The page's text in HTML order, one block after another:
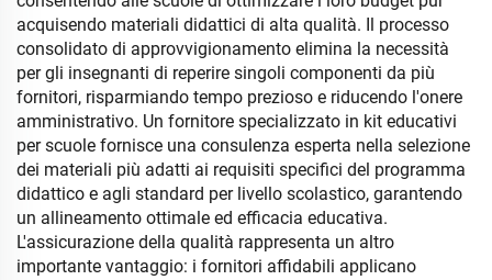
acquisendo materiali didattici di alta qualità. Il processo
consolidato di approvvigionamento elimina la necessità
per gli insegnanti di reperire singoli componenti da più
fornitori, risparmiando tempo prezioso e riducendo l'onere
amministrativo. Un fornitore specializzato in kit educativi
per scuole fornisce una consulenza esperta nella selezione
dei materiali più adatti ai requisiti specifici del programma
didattico e agli standard per livello scolastico, garantendo
un allineamento ottimale ed efficacia educativa.
L'assicurazione della qualità rappresenta un altro
importante vantaggio: i fornitori affidabili applicano